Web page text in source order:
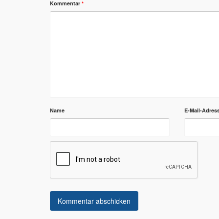
Kommentar *
Name E-Mail-